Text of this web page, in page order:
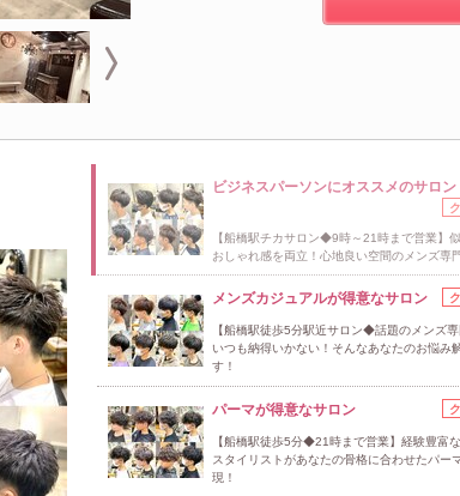
ビジネスパーソンにオススメのサロン
【船橋駅チカサロン◆9時～21時まで営業】
おしゃれ感を両立！心地良い空間のメンズ専
メンズカジュアルが得意なサロン
【船橋駅徒歩5分駅近サロン◆話題のメンズ
いつも納得いかない！そんなあなたのお悩み
す！
パーマが得意なサロン
【船橋駅徒歩5分◆21時まで営業】経験豊富
スタイリストがあなたの骨格に合わせたパー
現！